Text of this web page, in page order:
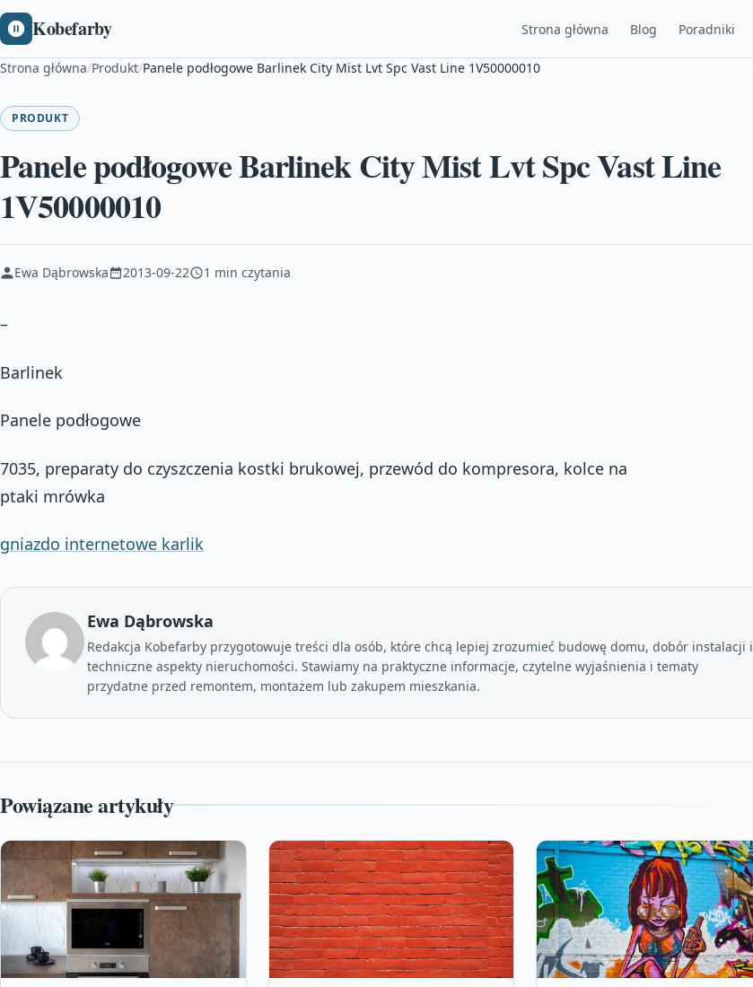
Kobefarby Strona główna Blog Poradniki
Strona główna/Produkt/Panele podłogowe Barlinek City Mist Lvt Spc Vast Line 1V50000010
PRODUKT
Panele podłogowe Barlinek City Mist Lvt Spc Vast Line
1V50000010
Ewa Dąbrowska 2013-09-22 1 min czytania
–
Barlinek
Panele podłogowe
7035, preparaty do czyszczenia kostki brukowej, przewód do kompresora, kolce na
ptaki mrówka
gniazdo internetowe karlik
Ewa Dąbrowska
Redakcja Kobefarby przygotowuje treści dla osób, które chcą lepiej zrozumieć budowę domu, dobór instalacji i
techniczne aspekty nieruchomości. Stawiamy na praktyczne informacje, czytelne wyjaśnienia i tematy
przydatne przed remontem, montażem lub zakupem mieszkania.
Powiązane artykuły